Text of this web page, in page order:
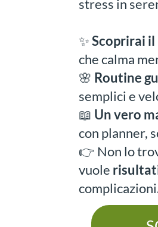
stress in
✨Scoprirai
che calma
🌸 Routine
semplici e
📖 Un vero
con planner,
👉 Non lo
vuole